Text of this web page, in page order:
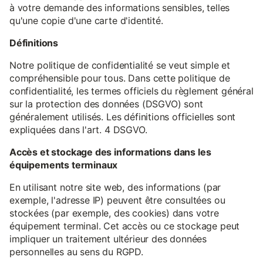
à votre demande des informations sensibles, telles
qu'une copie d'une carte d'identité.
Définitions
Notre politique de confidentialité se veut simple et
compréhensible pour tous. Dans cette politique de
confidentialité, les termes officiels du règlement général
sur la protection des données (DSGVO) sont
généralement utilisés. Les définitions officielles sont
expliquées dans l'art. 4 DSGVO.
Accès et stockage des informations dans les
équipements terminaux
En utilisant notre site web, des informations (par
exemple, l'adresse IP) peuvent être consultées ou
stockées (par exemple, des cookies) dans votre
équipement terminal. Cet accès ou ce stockage peut
impliquer un traitement ultérieur des données
personnelles au sens du RGPD.